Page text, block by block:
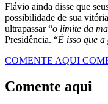
Flávio ainda disse que
possibilidade de sua
ultrapassar “o limite da
Presidência. “É isso que a
COMENTE AQUI
Comente aqui